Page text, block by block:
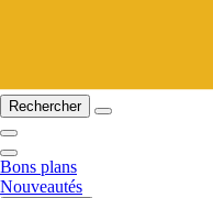
Rechercher
Bons plans
Nouveautés